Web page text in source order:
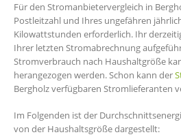
Für den Stromanbietervergleich in
Postleitzahl und Ihres ungefähren
Kilowattstunden erforderlich. Ihr
Ihrer letzten Stromabrechnung
Stromverbrauch nach Haushaltgröße
herangezogen werden. Schon kann der
Bergholz verfügbaren Stromlieferanten
Im Folgenden ist der
von der Haushaltsgröße dargestellt: